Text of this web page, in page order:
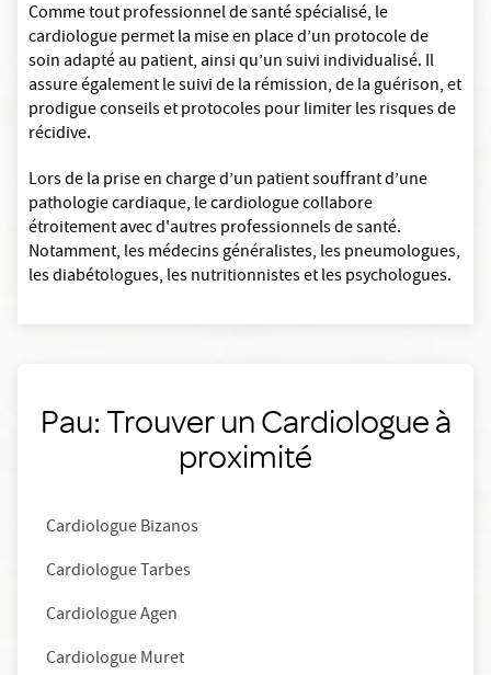
Comme tout professionnel de santé spécialisé, le
cardiologue permet la mise en place d’un protocole de
soin adapté au patient, ainsi qu’un suivi individualisé. Il
assure également le suivi de la rémission, de la guérison, et
prodigue conseils et protocoles pour limiter les risques de
récidive.
Lors de la prise en charge d’un patient souffrant d’une
pathologie cardiaque, le cardiologue collabore
étroitement avec d'autres professionnels de santé.
Notamment, les médecins généralistes, les pneumologues,
les diabétologues, les nutritionnistes et les psychologues.
Pau: Trouver un Cardiologue à
proximité
Cardiologue Bizanos
Cardiologue Tarbes
Cardiologue Agen
Cardiologue Muret